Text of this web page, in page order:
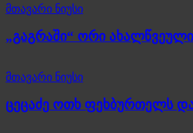
მთავარი ნიუსი
„გაგრაში“ ორი
მთავარი ნიუსი
ცეცაძე ოთხ ფეხბურთელს